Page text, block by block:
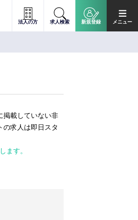
法人の方 求人検索 新規登録 メニュー
掲載していない非
の求人は即日スタ
ます。